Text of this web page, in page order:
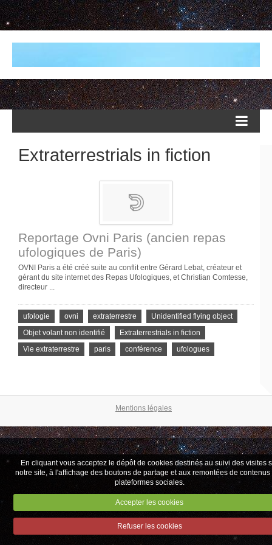
Extraterrestrials in fiction
Reportage Ovni Paris (ancien repas
ufologiques de Paris)
OVNI Paris a été créé suite au conflit entre Gérard Lebat, créateur et
gérant du site internet des Repas Ufologiques, et Christian Comtesse,
directeur ...
ufologie ovni extraterrestre Unidentified flying object
Objet volant non identifié Extraterrestrials in fiction
Vie extraterrestre paris conférence ufologues
Mentions légales
En cliquant vous acceptez le dépôt de cookies destinés au suivi des visites
notre site, à l'affichage des boutons de partage et aux remontées de contenus
plateformes sociales.
Accepter les cookies
Refuser les cookies